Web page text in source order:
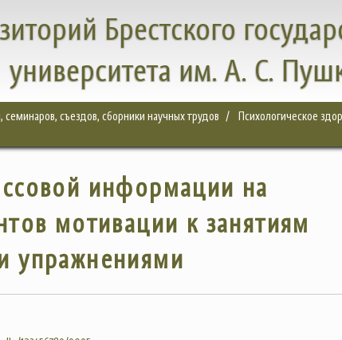
Брестского
университета им. А. С.
съездов, сборники научных трудов
Психологическое
информации на
мотивации к занятиям
упражнениями